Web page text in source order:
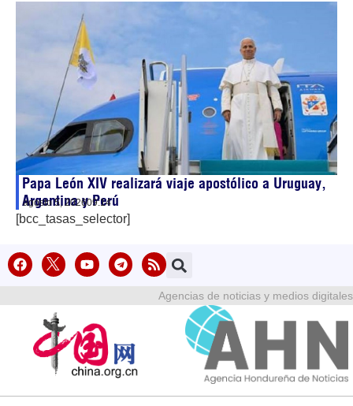
Papa León XIV realizará viaje apostólico a Uruguay,
Argentina y Perú
agosto 5, 202609:14
[bcc_tasas_selector]
Agencias de noticias y medios digitales